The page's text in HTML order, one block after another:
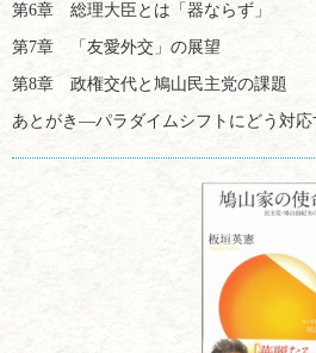
第6章 総理大臣とは「器ならず」
第7章 「友愛外交」の展望
第8章 政権交代と鳩山民主党の課題
あとがき―パラダイムシフトにどう対応